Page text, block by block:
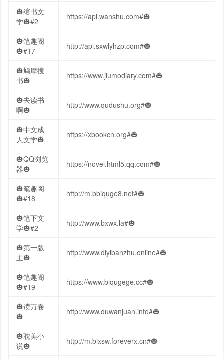
🎃绾书文
学🎃#2
https://api.wanshu.com#🎃
🎃笔趣阁
🎃#17
http://api.sxwlyhzp.com#🎃
🎃鸠摩搜
书🎃
https://www.jiumodiary.com#🎃
🎃去读书
啊🎃
http://www.qudushu.org#🎃
🎃中文成
人文学🎃
https://xbookcn.org#🎃
🎃QQ浏览
器🎃
https://novel.html5.qq.com#🎃
🎃笔趣阁
🎃#18
http://m.bbiquge8.net#🎃
🎃笔下文
学🎃#2
http://www.bxwx.la#🎃
🎃第一版
主🎃
http://www.diyibanzhu.online#🎃
🎃笔趣阁
🎃#19
https://www.biqugege.cc#🎃
🎃读万卷
🎃
http://www.duwanjuan.info#🎃
🎃耽美小
说🎃
http://m.blxsw.foreverx.cn#🎃